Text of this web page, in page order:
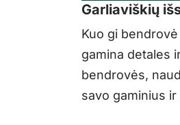
Garliaviškių
Kuo gi
gamina detales
bendrovės,
savo gaminius